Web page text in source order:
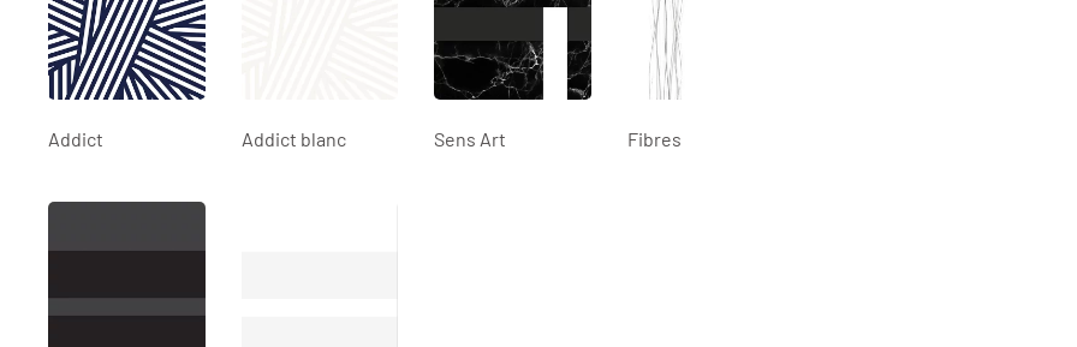
Addict Addict blanc Sens Art Fibres